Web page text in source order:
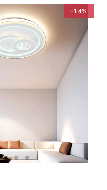
-14%